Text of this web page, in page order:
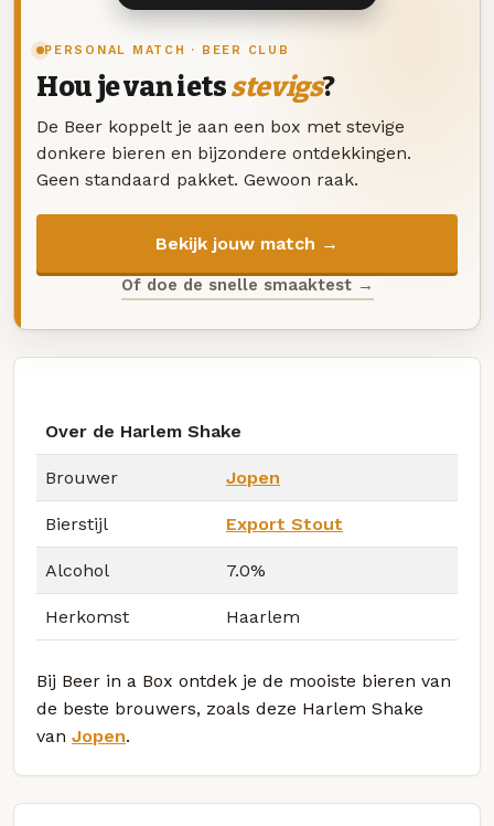
PERSONAL MATCH · BEER CLUB
Hou je van ietsstevigs?
De Beer koppelt je aan een box met stevige
donkere bieren en bijzondere ontdekkingen.
Geen standaard pakket. Gewoon raak.
Bekijk jouw match →
Of doe de snelle smaaktest →
Over de Harlem Shake
Brouwer Jopen
Bierstijl Export Stout
Alcohol 7.0%
Herkomst Haarlem
Bij Beer in a Box ontdek je de mooiste bieren van
de beste brouwers, zoals deze Harlem Shake
van Jopen.